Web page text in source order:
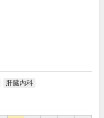
肝臓内科